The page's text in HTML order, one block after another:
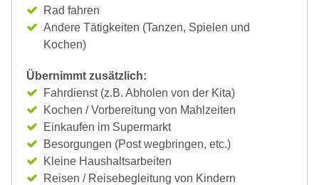
Rad fahren
Andere Tätigkeiten (Tanzen, Spielen und
Kochen)
Übernimmt zusätzlich:
Fahrdienst (z.B. Abholen von der Kita)
Kochen / Vorbereitung von Mahlzeiten
Einkaufen im Supermarkt
Besorgungen (Post wegbringen, etc.)
Kleine Haushaltsarbeiten
Reisen / Reisebegleitung von Kindern